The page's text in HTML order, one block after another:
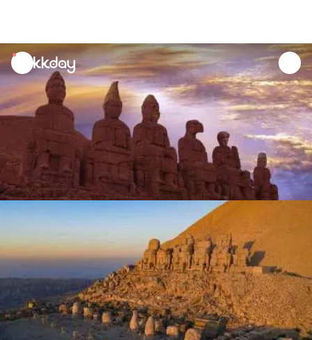
unread
notifications